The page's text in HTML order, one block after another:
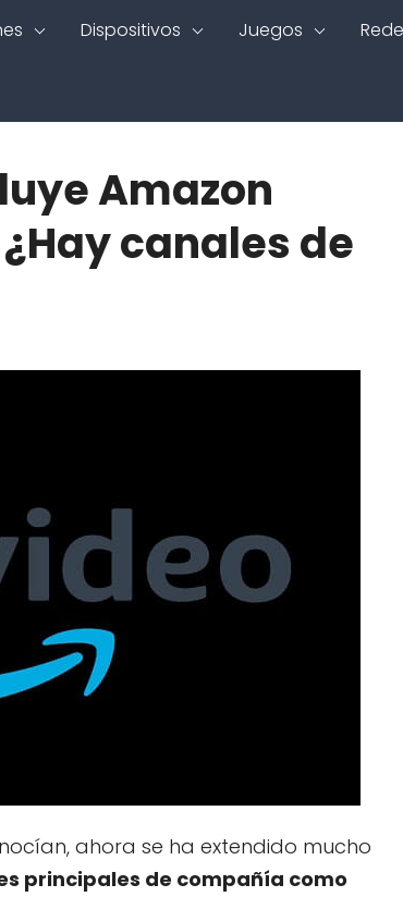
Dispositivos Juegos
Amazon
canales de
ahora se ha extendido mucho
principales de compañía como